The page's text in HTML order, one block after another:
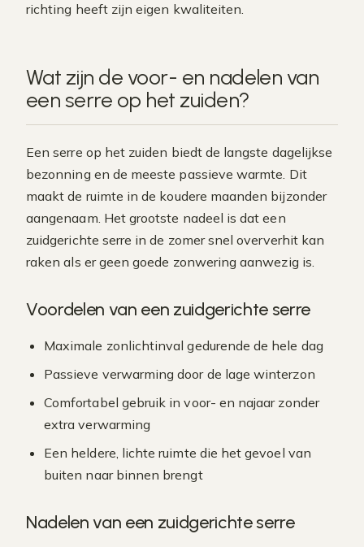
richting heeft zijn eigen kwaliteiten.
Wat zijn de voor- en nadelen van
een serre op het zuiden?
Een serre op het zuiden biedt de langste dagelijkse
bezonning en de meeste passieve warmte. Dit
maakt de ruimte in de koudere maanden bijzonder
aangenaam. Het grootste nadeel is dat een
zuidgerichte serre in de zomer snel oververhit kan
raken als er geen goede zonwering aanwezig is.
Voordelen van een zuidgerichte serre
Maximale zonlichtinval gedurende de hele dag
Passieve verwarming door de lage winterzon
Comfortabel gebruik in voor- en najaar zonder
extra verwarming
Een heldere, lichte ruimte die het gevoel van
buiten naar binnen brengt
Nadelen van een zuidgerichte serre